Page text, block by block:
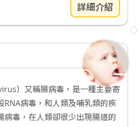
詳細介紹
）又稱腸病毒，是一種主要寄
RNA病毒，和人類及哺乳類的疾
病毒，在人類卻很少出現腸道的